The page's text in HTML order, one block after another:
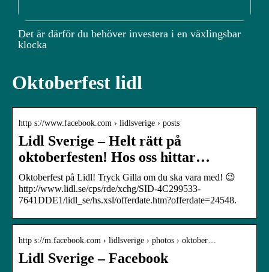
Det är därför du behöver investera i en växlingsbar
klocka
Oktoberfest lidl
http s://www.facebook.com › lidlsverige › posts
Lidl Sverige – Helt rätt på
oktoberfesten! Hos oss hittar…
Oktoberfest på Lidl! Tryck Gilla om du ska vara med! 😉
http://www.lidl.se/cps/rde/xchg/SID-4C299533-
7641DDE1/lidl_se/hs.xsl/offerdate.htm?offerdate=24548.
http s://m.facebook.com › lidlsverige › photos › oktober…
Lidl Sverige – Facebook